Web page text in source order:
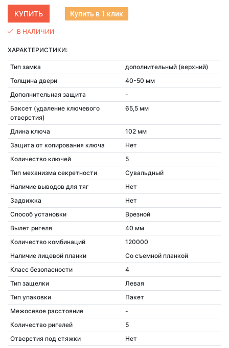
Купить в 1 клик
В НАЛИЧИИ
ХАРАКТЕРИСТИКИ:
Тип замка
дополнительный (верхний)
Толщина двери
40-50 мм
Дополнительная защита
-
Бэксет (удаление ключевого
отверстия)
65,5 мм
Длина ключа
102 мм
Защита от копирования ключа
Нет
Количество ключей
5
Тип механизма секретности
Сувальдный
Наличие выводов для тяг
Нет
Задвижка
Нет
Способ установки
Врезной
Вылет ригеля
40 мм
Количество комбинаций
120000
Наличие лицевой планки
Со съемной планкой
Класс безопасности
4
Тип защелки
Левая
Тип упаковки
Пакет
Межосевое расстояние
-
Количество ригелей
5
Отверстия под стяжки
Нет